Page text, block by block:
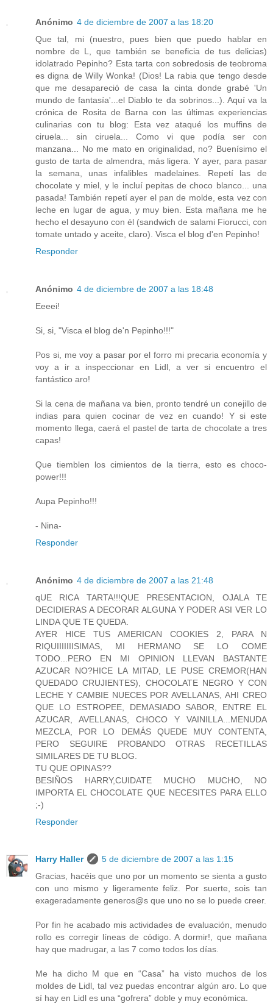
Anónimo 4 de diciembre de 2007 a las 18:20
Que tal, mi (nuestro, pues bien que puedo hablar en
nombre de L, que también se beneficia de tus delicias)
idolatrado Pepinho? Esta tarta con sobredosis de teobroma
es digna de Willy Wonka! (Dios! La rabia que tengo desde
que me desapareció de casa la cinta donde grabé 'Un
mundo de fantasía'...el Diablo te da sobrinos...). Aquí va la
crónica de Rosita de Barna con las últimas experiencias
culinarias con tu blog: Esta vez ataqué los muffins de
ciruela... sin ciruela... Como vi que podía ser con
manzana... No me mato en originalidad, no? Buenísimo el
gusto de tarta de almendra, más ligera. Y ayer, para pasar
la semana, unas infalibles madelaines. Repetí las de
chocolate y miel, y le incluí pepitas de choco blanco... una
pasada! También repetí ayer el pan de molde, esta vez con
leche en lugar de agua, y muy bien. Esta mañana me he
hecho el desayuno con él (sandwich de salami Fiorucci, con
tomate untado y aceite, claro). Visca el blog d'en Pepinho!
Responder
Anónimo 4 de diciembre de 2007 a las 18:48
Eeeei!
Si, si, "Visca el blog de'n Pepinho!!!"
Pos si, me voy a pasar por el forro mi precaria economía y
voy a ir a inspeccionar en Lidl, a ver si encuentro el
fantástico aro!
Si la cena de mañana va bien, pronto tendré un conejillo de
indias para quien cocinar de vez en cuando! Y si este
momento llega, caerá el pastel de tarta de chocolate a tres
capas!
Que tiemblen los cimientos de la tierra, esto es choco-
power!!!
Aupa Pepinho!!!
- Nina-
Responder
Anónimo 4 de diciembre de 2007 a las 21:48
qUE RICA TARTA!!!QUE PRESENTACION, OJALA TE
DECIDIERAS A DECORAR ALGUNA Y PODER ASI VER LO
LINDA QUE TE QUEDA.
AYER HICE TUS AMERICAN COOKIES 2, PARA N
RIQUIIIIIIISIMAS, MI HERMANO SE LO COME
TODO...PERO EN MI OPINION LLEVAN BASTANTE
AZUCAR NO?HICE LA MITAD, LE PUSE CREMOR(HAN
QUEDADO CRUJIENTES), CHOCOLATE NEGRO Y CON
LECHE Y CAMBIE NUECES POR AVELLANAS, AHI CREO
QUE LO ESTROPEE, DEMASIADO SABOR, ENTRE EL
AZUCAR, AVELLANAS, CHOCO Y VAINILLA...MENUDA
MEZCLA, POR LO DEMÁS QUEDE MUY CONTENTA,
PERO SEGUIRE PROBANDO OTRAS RECETILLAS
SIMILARES DE TU BLOG.
TU QUE OPINAS??
BESIÑOS HARRY,CUIDATE MUCHO MUCHO, NO
IMPORTA EL CHOCOLATE QUE NECESITES PARA ELLO
;-)
Responder
Harry Haller
5 de diciembre de 2007 a las 1:15
Gracias, hacéis que uno por un momento se sienta a gusto
con uno mismo y ligeramente feliz. Por suerte, sois tan
exageradamente generos@s que uno no se lo puede creer.
Por fin he acabado mis actividades de evaluación, menudo
rollo es corregir líneas de código. A dormir!, que mañana
hay que madrugar, a las 7 como todos los días.
Me ha dicho M que en “Casa” ha visto muchos de los
moldes de Lidl, tal vez puedas encontrar algún aro. Lo que
sí hay en Lidl es una “gofrera” doble y muy económica.